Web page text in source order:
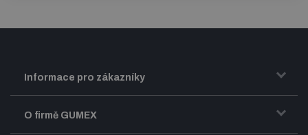
Informace pro zákazníky
Doprava a zasílání zboží
O firmě GUMEX